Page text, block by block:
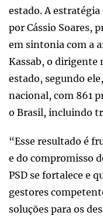
estado. A
por Cássio Soares,
em sintonia com a
Kassab, o dirigente
estado, segundo
nacional, com 861
o Brasil, incluindo
“Esse resultado é
e do compromisso
PSD se fortalece e
gestores
soluções para os